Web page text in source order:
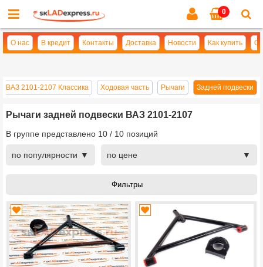
0
О нас В кредит Контакты Доставка Новости Как купить
ВАЗ 2101-2107 Классика Ходовая часть Рычаги Задней подвески
Рычаги задней подвески ВАЗ 2101-2107
В группе представлено 10 / 10 позиций
по популярности по цене